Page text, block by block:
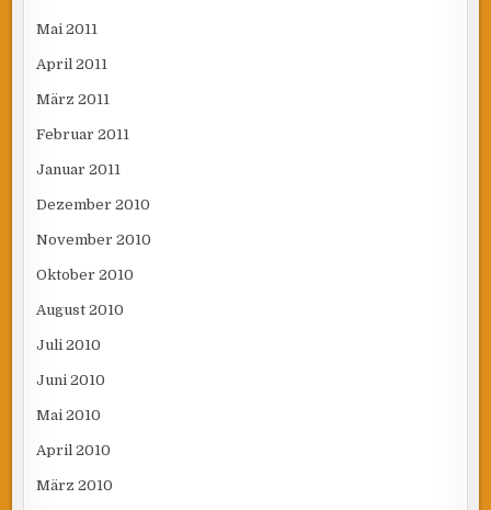
Mai 2011
April 2011
März 2011
Februar 2011
Januar 2011
Dezember 2010
November 2010
Oktober 2010
August 2010
Juli 2010
Juni 2010
Mai 2010
April 2010
März 2010